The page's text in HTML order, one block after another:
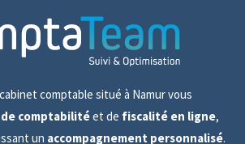
comptable situé à Namur vous
comptabilitéet de fiscalité en ligne,
un accompagnement personnalisé.